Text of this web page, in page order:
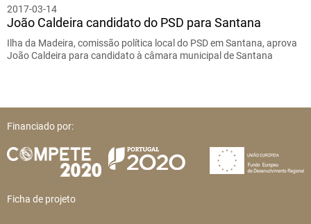
2017-03-14
João Caldeira candidato do PSD para Santana
Ilha da Madeira, comissão política local do PSD em Santana, aprova
João Caldeira para candidato à câmara municipal de Santana
Financiado por:
Ficha de projeto